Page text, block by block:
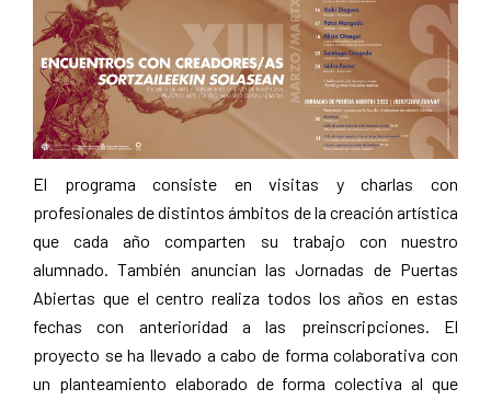
El programa consiste en visitas y charlas con
profesionales de distintos ámbitos de la creación artística
que cada año comparten su trabajo con nuestro
alumnado. También anuncian las Jornadas de Puertas
Abiertas que el centro realiza todos los años en estas
fechas con anterioridad a las preinscripciones. El
proyecto se ha llevado a cabo de forma colaborativa con
un planteamiento elaborado de forma colectiva al que